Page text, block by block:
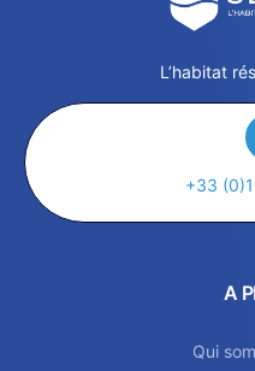
L’habitat
+33
A
Qui